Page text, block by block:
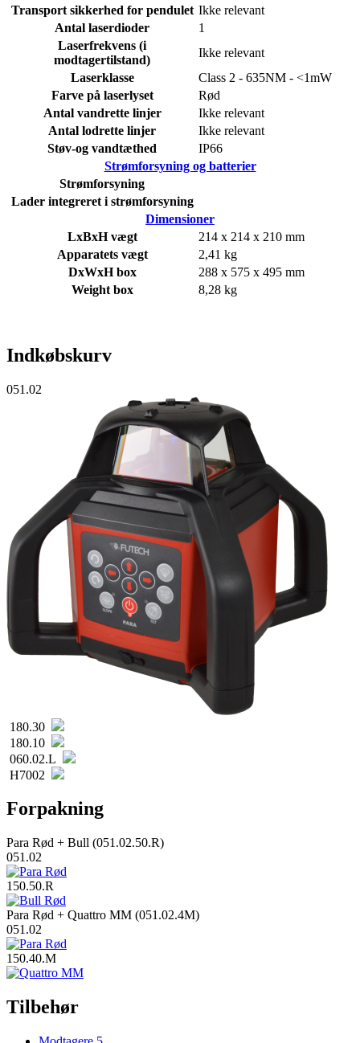
Transport sikkerhed for pendulet Ikke relevant
Antal laserdioder
1
Laserfrekvens (i
modtagertilstand)
Ikke relevant
Laserklasse
Class 2 - 635NM - <1mW
Farve på laserlyset
Rød
Antal vandrette linjer
Ikke relevant
Antal lodrette linjer
Ikke relevant
Støv-og vandtæthed
IP66
Strømforsyning og batterier
Strømforsyning
Lader integreret i strømforsyning
Dimensioner
LxBxH vægt
214 x 214 x 210 mm
Apparatets vægt
2,41 kg
DxWxH box
288 x 575 x 495 mm
Weight box
8,28 kg
Indkøbskurv
051.02
180.30
180.10
060.02.L
H7002
Forpakning
Para Rød + Bull (051.02.50.R)
051.02
150.50.R
Para Rød + Quattro MM (051.02.4M)
051.02
150.40.M
Tilbehør